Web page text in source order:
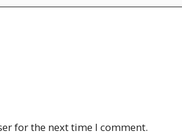
for the next time I comment.